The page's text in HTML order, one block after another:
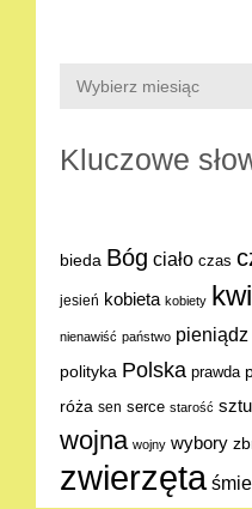
Kluczowe
bieda Bóg ciało czas
jesień kobieta kobiety
nienawiść państwo pieniądz
polityka Polska prawda
róża sen serce starość
wojna wojny wybory
zwierzęta